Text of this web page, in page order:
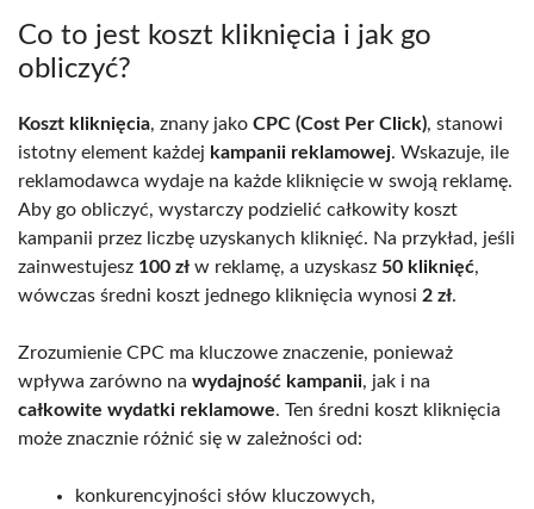
Co to jest koszt kliknięcia i jak go
obliczyć?
Koszt kliknięcia, znany jako CPC (Cost Per Click), stanowi
istotny element każdej kampanii reklamowej. Wskazuje, ile
reklamodawca wydaje na każde kliknięcie w swoją reklamę.
Aby go obliczyć, wystarczy podzielić całkowity koszt
kampanii przez liczbę uzyskanych kliknięć. Na przykład, jeśli
zainwestujesz 100 zł w reklamę, a uzyskasz 50 kliknięć,
wówczas średni koszt jednego kliknięcia wynosi 2 zł.
Zrozumienie CPC ma kluczowe znaczenie, ponieważ
wpływa zarówno na wydajność kampanii, jak i na
całkowite wydatki reklamowe. Ten średni koszt kliknięcia
może znacznie różnić się w zależności od:
konkurencyjności słów kluczowych,